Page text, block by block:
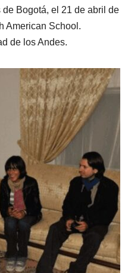
Bogotá, el 21 de abril de
American School.
de los Andes.